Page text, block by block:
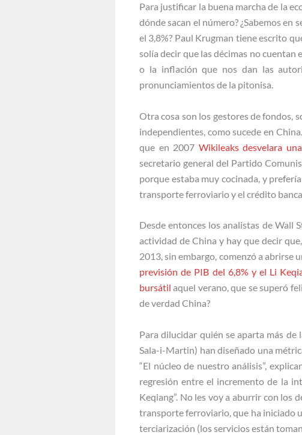
Para justificar la buena marcha de la
dónde sacan el número? ¿Sabemos en
el 3,8%? Paul Krugman tiene escrito
solía decir que las décimas no cuentan
o la inflación que nos dan las
pronunciamientos de la pitonisa.
Otra cosa son los gestores de fondos,
independientes, como sucede en
que en 2007 Wikileaks desvelara
secretario general del Partido
porque estaba muy cocinada, y
transporte ferroviario y el crédito
Desde entonces los analistas de Wall
actividad de China y hay que decir
2013, sin embargo, comenzó a abrirse
previsión de PIB del 6,8% y el Li
bursátil aquel verano, que se superó
de verdad China?
Para dilucidar quién se aparta más
Sala-i-Martin) han diseñado una
“El núcleo de nuestro análisis”,
regresión entre el incremento de la
Keqiang”. No les voy a aburrir con los
transporte ferroviario, que ha iniciado
terciarización (los servicios están